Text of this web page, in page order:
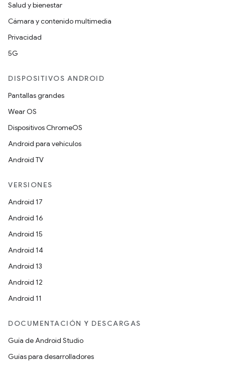
Salud y bienestar
Cámara y contenido multimedia
Privacidad
5G
DISPOSITIVOS ANDROID
Pantallas grandes
Wear OS
Dispositivos ChromeOS
Android para vehículos
Android TV
VERSIONES
Android 17
Android 16
Android 15
Android 14
Android 13
Android 12
Android 11
DOCUMENTACIÓN Y DESCARGAS
Guía de Android Studio
Guías para desarrolladores